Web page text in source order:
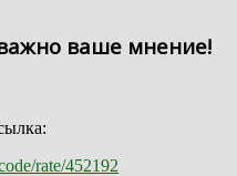
ваше мнение!
rate/452192